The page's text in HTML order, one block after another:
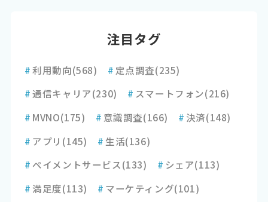
注目タグ
#利用動向(568) # 定点調査(235)
#通信キャリア(230) # スマートフォン(216)
# MVNO(175) # 意識調査(166) # 決済(148)
# アプリ (145) # 生活(136)
# ペイメントサービス(133) # シェア(113)
#満足度(113) # マーケティング(101)